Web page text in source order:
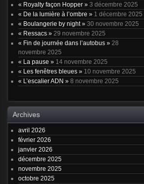
« Royalty façon Hopper » 3 décembre 2025
« De la lumière à l’ombre » 1 décembre 2025
« Boulangerie by night » 30 novembre 2025
« Ressacs » 29 novembre 2025
« Fin de journée dans l’autobus » 28
novembre 2025
« La pause » 14 novembre 2025
« Les fenêtres bleues » 10 novembre 2025
« L’escalier ADN » 8 novembre 2025
Archives
avril 2026
février 2026
janvier 2026
décembre 2025
novembre 2025
octobre 2025